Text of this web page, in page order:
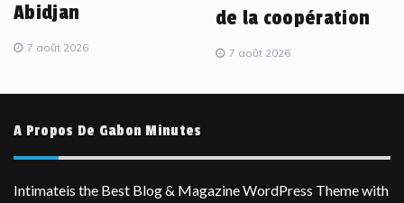
Abidjan
7 août 2026
de la coopération
7 août 2026
A Propos De Gabon Minutes
Intimateis the Best Blog & Magazine WordPress Theme with